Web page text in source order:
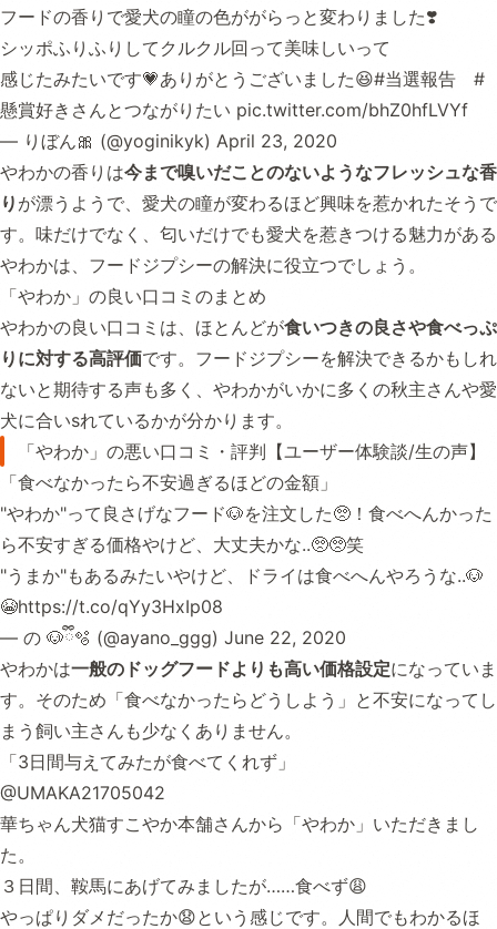
フードの香りで愛犬の瞳の色ががらっと変わりました❣️
シッポふりふりしてクルクル回って美味しいって
感じたみたいです💗ありがとうございました😆#当選報告
#
懸賞好きさんとつながりたい pic.twitter.com/bhZ0hfLVYf
— りぼん🎀 (@yoginikyk) April 23, 2020
やわかの香りは今まで嗅いだことのないようなフレッシュな香
り が漂うようで、愛犬の瞳が変わるほど興味を惹かれたそうで
す。味だけでなく、匂いだけでも愛犬を惹きつける魅力がある
やわかは、フードジプシーの解決に役立つでしょう。
「やわか」の良い口コミのまとめ
やわかの良い口コミは、ほとんどが食いつきの良さや食べっぷ
りに対する高評価です。フードジプシーを解決できるかもしれ
ないと期待する声も多く、やわかがいかに多くの秋主さんや愛
犬に合いsれているかが分かります。
「やわか」の悪い口コミ・評判【ユーザー体験談/生の声】
「食べなかったら不安過ぎるほどの金額」
"やわか"って良さげなフード🐶を注文した🥺！食べへんかった
ら不安すぎる価格やけど、大丈夫かな..🥺🥺笑
"うまか"もあるみたいやけど、ドライは食べへんやろうな..🐶
😭https://t.co/qYy3HxIp08
— の 🐶ྀི🫧 (@ayano_ggg) June 22, 2020
やわかは一般のドッグフードよりも高い価格設定になっていま
す。そのため「食べなかったらどうしよう」と不安になってし
まう飼い主さんも少なくありません。
「3日間与えてみたが食べてくれず」
@UMAKA21705042
華ちゃん犬猫すこやか本舗さんから「やわか」いただきまし
た。
３日間、鞍馬にあげてみましたが……食べず😩
やっぱりダメだったか😧という感じです。人間でもわかるほ